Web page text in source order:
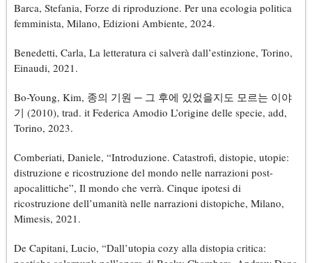
Barca, Stefania, Forze di riproduzione. Per una ecologia politica
femminista, Milano, Edizioni Ambiente, 2024.
Benedetti, Carla, La letteratura ci salverà dall’estinzione, Torino,
Einaudi, 2021.
Bo-Young, Kim, 종의 기원 ─ 그 후에 있었을지도 모르는 이야
기 (2010), trad. it Federica Amodio L’origine delle specie, add,
Torino, 2023.
Comberiati, Daniele, “Introduzione. Catastrofi, distopie, utopie:
distruzione e ricostruzione del mondo nelle narrazioni post-
apocalittiche”, Il mondo che verrà. Cinque ipotesi di
ricostruzione dell’umanità nelle narrazioni distopiche, Milano,
Mimesis, 2021.
De Capitani, Lucio, “Dall’utopia cozy alla distopia critica: